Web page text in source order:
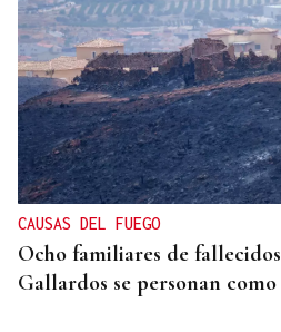
CAUSAS DEL FUEGO
Ocho familiares de
Gallardos se personan